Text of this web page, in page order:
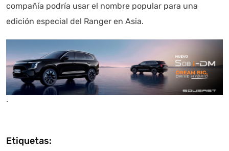
compañía podría usar el nombre popular para una
edición especial del Ranger en Asia.
.
Etiquetas: